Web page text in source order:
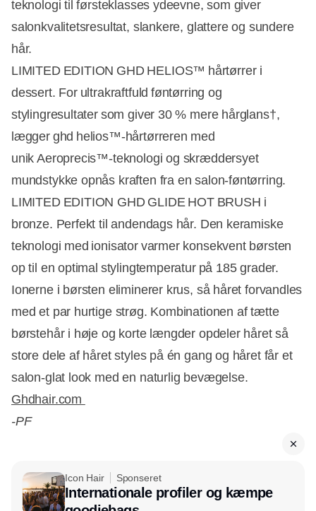
teknologi til førsteklasses ydeevne, som giver
salonkvalitetsresultat, slankere, glattere og sundere
hår.
LIMITED EDITION GHD HELIOS™ hårtørrer i
dessert. For ultrakraftfuld føntørring og
stylingresultater som giver 30 % mere hårglans†,
lægger ghd helios™-hårtørreren med
unik Aeroprecis™-teknologi og skræddersyet
mundstykke opnås kraften fra en salon-føntørring.
LIMITED EDITION GHD GLIDE HOT BRUSH i
bronze. Perfekt til andendags hår. Den keramiske
teknologi med ionisator varmer konsekvent børsten
op til en optimal stylingtemperatur på 185 grader.
Ionerne i børsten eliminerer krus, så håret forvandles
med et par hurtige strøg. Kombinationen af tætte
børstehår i høje og korte længder opdeler håret så
store dele af håret styles på én gang og håret får et
salon-glat look med en naturlig bevægelse.
Ghdhair.com
-PF
Icon Hair Sponseret
Internationale profiler og kæmpe